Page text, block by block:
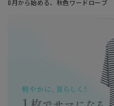
8月から始める、秋色ワードローブ